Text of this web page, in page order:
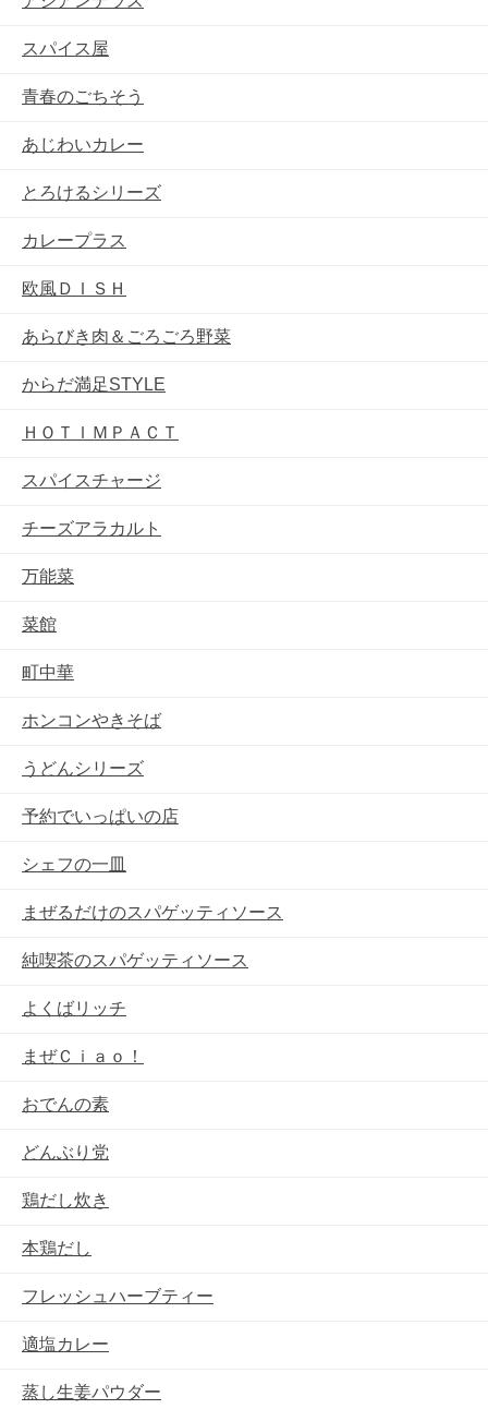
スパイス屋
青春のごちそう
あじわいカレー
とろけるシリーズ
カレープラス
欧風ＤＩＳＨ
あらびき肉＆ごろごろ野菜
からだ満足STYLE
ＨＯＴＩＭＰＡＣＴ
スパイスチャージ
チーズアラカルト
万能菜
菜館
町中華
ホンコンやきそば
うどんシリーズ
予約でいっぱいの店
シェフの一皿
まぜるだけのスパゲッティソース
純喫茶のスパゲッティソース
よくばリッチ
まぜＣｉａｏ！
おでんの素
どんぶり党
鶏だし炊き
本鶏だし
フレッシュハーブティー
適塩カレー
蒸し生姜パウダー